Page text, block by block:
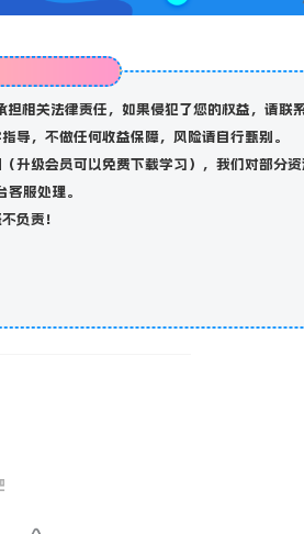
相关法律责任，如果侵犯了您的权益，请联系
导，不做任何收益保障，风险请自行甄别。
升级会员可以免费下载学习），我们对部分
服处理。
负责！